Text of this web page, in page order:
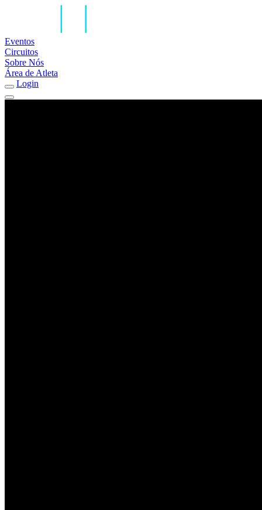
Eventos
Circuitos
Sobre Nós
Área de Atleta
Login